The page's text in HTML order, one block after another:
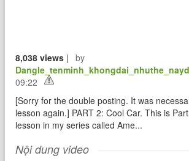
8,038 views |
by
09:22
[Sorry for the double posting. It was
lesson again.] PART 2: Cool Car. This is
lesson in my series called Ame...
Nội dung video